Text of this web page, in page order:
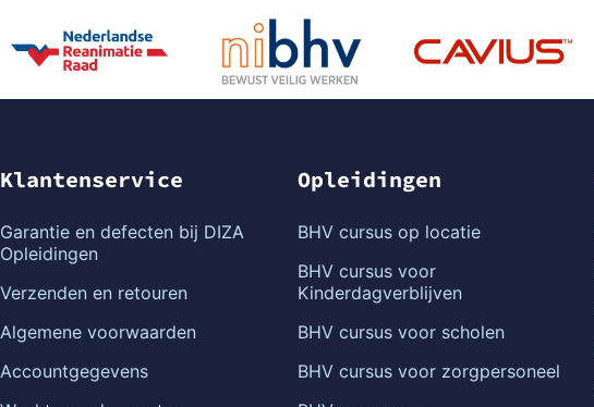
Klantenservice
Garantie en defecten bij DIZA
Opleidingen
Verzenden en retouren
Algemene voorwaarden
Accountgegevens
Opleidingen
BHV cursus op locatie
BHV cursus voor
Kinderdagverblijven
BHV cursus voor scholen
BHV cursus voor zorgpersoneel